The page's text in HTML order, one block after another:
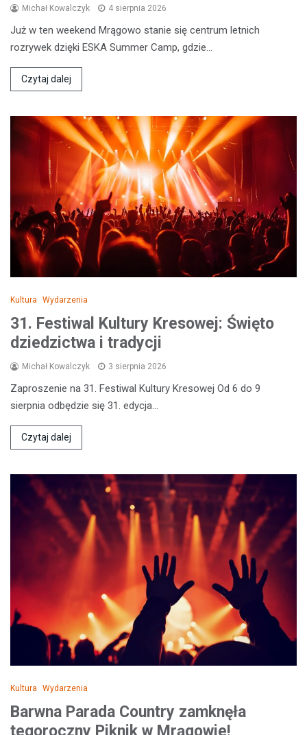
Michał Kowalczyk 4 sierpnia 2026
Już w ten weekend Mrągowo stanie się centrum letnich
rozrywek dzięki ESKA Summer Camp, gdzie…
Czytaj dalej
Kultura Wydarzenia
31. Festiwal Kultury Kresowej: Święto
dziedzictwa i tradycji
Michał Kowalczyk 3 sierpnia 2026
Zaproszenie na 31. Festiwal Kultury Kresowej Od 6 do 9
sierpnia odbędzie się 31. edycja…
Czytaj dalej
Kultura Wydarzenia
Barwna Parada Country zamknęła
tegoroczny Piknik w Mrągowie!